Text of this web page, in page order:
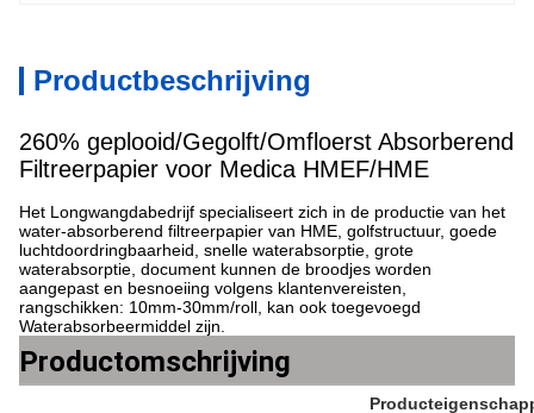
Productbeschrijving
260% geplooid/Gegolft/Omfloerst Absorberend
Filtreerpapier voor Medica HMEF/HME
Het Longwangdabedrijf specialiseert zich in de productie van het
water-absorberend filtreerpapier van HME, golfstructuur, goede
luchtdoordringbaarheid, snelle waterabsorptie, grote
waterabsorptie, document kunnen de broodjes worden
aangepast en besnoeiing volgens klantenvereisten,
rangschikken: 10mm-30mm/roll, kan ook toegevoegd
Waterabsorbeermiddel zijn.
Productomschrijving